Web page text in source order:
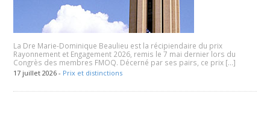
La Dre Marie-Dominique Beaulieu est la récipiendaire du prix
Rayonnement et Engagement 2026, remis le 7 mai dernier lors du
Congrès des membres FMOQ. Décerné par ses pairs, ce prix […]
17 juillet 2026 - Prix et distinctions